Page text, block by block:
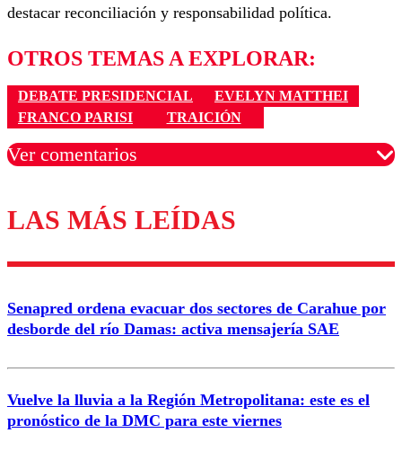
destacar reconciliación y responsabilidad política.
OTROS TEMAS A EXPLORAR:
DEBATE PRESIDENCIAL
EVELYN MATTHEI
FRANCO PARISI
TRAICIÓN
Ver comentarios
Los comentarios son moderados para garantizar un
diálogo respetuoso.
Correo
Enviar comentario
LAS MÁS LEÍDAS
Senapred ordena evacuar dos sectores de Carahue por
desborde del río Damas: activa mensajería SAE
Vuelve la lluvia a la Región Metropolitana: este es el
pronóstico de la DMC para este viernes